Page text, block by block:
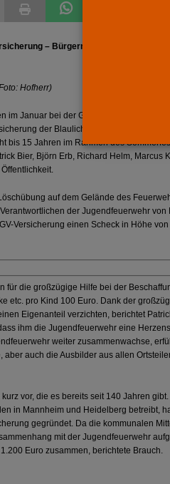
reißen Rehe
verboten
in evangelischer Kirche
– Bürgermeister Markus Haas
Hofherr)
im Januar bei der Gründung einer
der Blaulicht-Organisation
bis 15 Jahren im Rahmen des
Bier, Björn Erb, Richard Helm, Marcus
auf dem Gelände des
der Jugendfeuerwehr von
Versicherung einen Scheck in Höhe
für die großzügige Hilfe bei der
etc. pro Kind 100 Euro. Dank der
Eigenanteil verzichten, berichtet
ihm die Jugendfeuerwehr eine
weiter zusammenwachse,
auch die Ausbilder aus allen
vor, die es bereits seit 140 Jahren
in Mannheim und Heidelberg betreibt,
gegründet. Da die kommunalen
mit der Jugendfeuerwehr
Euro zusammen, berichtete Brauch.